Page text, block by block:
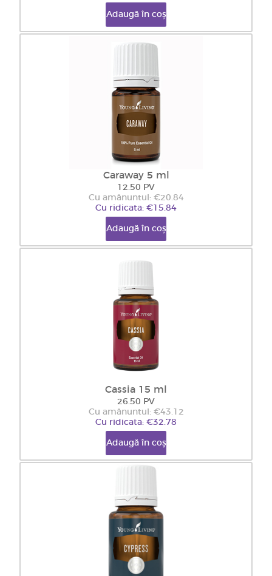
Adaugă în coș
Caraway 5 ml
12.50 PV
Cu amănuntul: €20.84
Cu ridicata: €15.84
Adaugă în coș
Cassia 15 ml
26.50 PV
Cu amănuntul: €43.12
Cu ridicata: €32.78
Adaugă în coș